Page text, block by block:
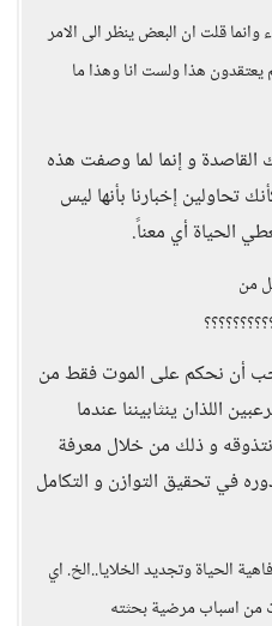
قلت ان البعض ينظر الى الامر
يعتقدون هذا ولست انا وهذا ما
القاصدة و إنما لما وصفت هذه
تحاولين إخبارنا بأنها ليس
الحياة أي معناً.
من
أن نحكم على الموت فقط من
اللذان ينثابيننا عندما
و ذلك من خلال معرفة
في تحقيق التوازن و التكامل
الحياة وتجديد الخلايا..الخ. اي
من اسباب مرضية بحثته